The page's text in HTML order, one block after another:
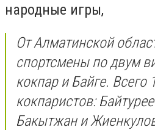
народные игры,
От Алматинской
спортсмены по двум
кокпар и Байге. Всего
кокпаристов:
Бакытжан и